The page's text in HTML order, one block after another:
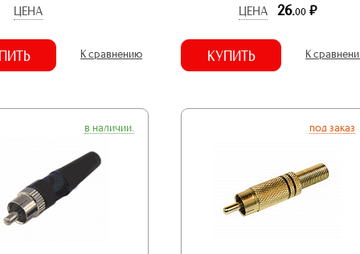
ЦЕНА
К сравнению
ЦЕНА
26.00 р.
КУПИТЬ К
в наличии. под заказ